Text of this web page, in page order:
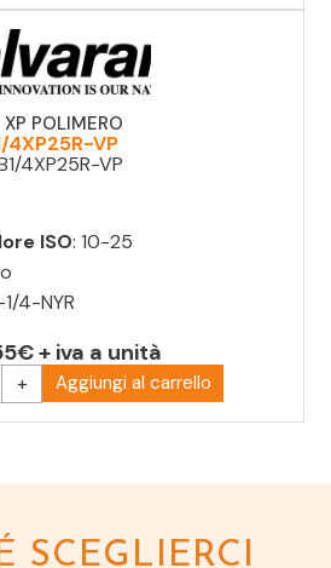
POLIMERO
4XP25R-VP
4XP25R-VP
ISO: 10-25
4-NYR
+ iva a unità
+ Aggiungi al carrello
SCEGLIERCI